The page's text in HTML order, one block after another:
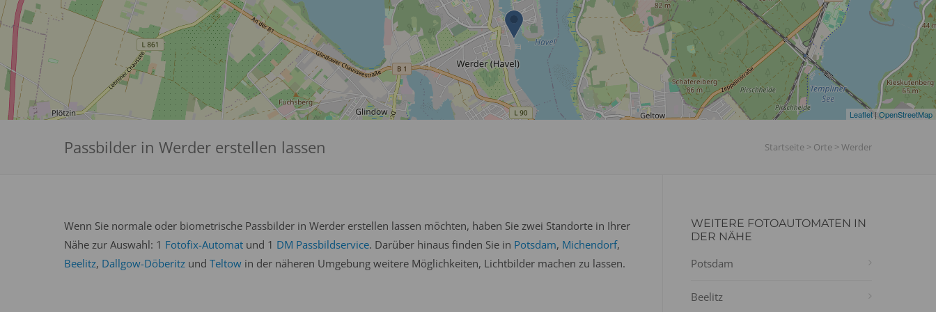
Leaflet|OpenStreetMap
Passbilder in Werder erstellen lassen Startseite > Orte > Werder
Wenn Sie normale oder biometrische Passbilder in Werder erstellen lassen möchten, haben Sie zwei Standorte in Ihrer
Nähe zur Auswahl: 1 Fotofix-Automat und 1 DM Passbildservice. Darüber hinaus finden Sie in Potsdam, Michendorf,
Beelitz, Dallgow-Döberitz und Teltow in der näheren Umgebung weitere Möglichkeiten, Lichtbilder machen zu lassen.
WEITERE FOTOAUTOMATEN IN
DER NÄHE
Potsdam
Beelitz